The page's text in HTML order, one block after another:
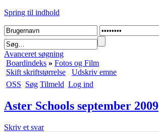
Spring til indhold
Avanceret søgning
Boardindeks » Fotos og Film
Skift skriftstørrelse
Udskriv emne
OSS Søg Tilmeld Log ind
Aster Schools september 2009
Skriv et svar